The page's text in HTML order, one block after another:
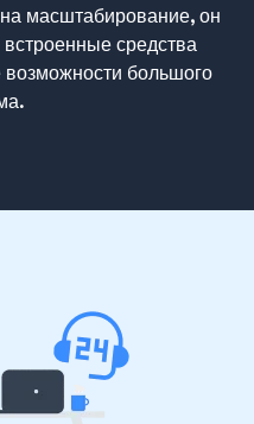
масштабирование, он
средства
возможности большого